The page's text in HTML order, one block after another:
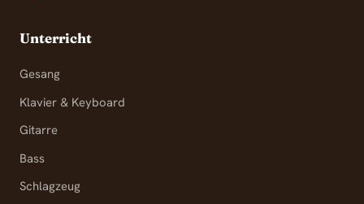
Unterricht
Gesang
Klavier & Keyboard
Gitarre
Bass
Schlagzeug